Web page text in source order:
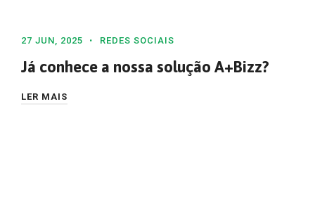
27 JUN, 2025 REDES SOCIAIS
Já conhece a nossa solução A+Bizz?
LER MAIS